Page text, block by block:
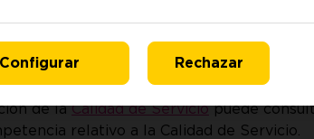
facilita en los apartados siguientes se
de calidad de servicio y sus métodos
de laCalidad de Serviciopuede
relativo a la Calidad de Servicio.
Configurar Rechazar